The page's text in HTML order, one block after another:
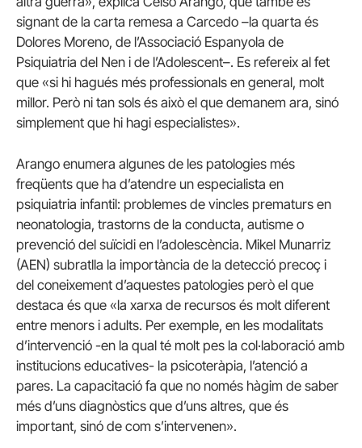
signant de la carta remesa a Carcedo –la quarta és
Dolores Moreno, de l’Associació Espanyola de
Psiquiatria del Nen i de l’Adolescent–. Es refereix al fet
que «si hi hagués més professionals en general, molt
millor. Però ni tan sols és això el que demanem ara, sinó
simplement que hi hagi especialistes».
Arango enumera algunes de les patologies més
freqüents que ha d’atendre un especialista en
psiquiatria infantil: problemes de vincles prematurs en
neonatologia, trastorns de la conducta, autisme o
prevenció del suïcidi en l’adolescència. Mikel Munarriz
(AEN) subratlla la importància de la detecció precoç i
del coneixement d’aquestes patologies però el que
destaca és que «la xarxa de recursos és molt diferent
entre menors i adults. Per exemple, en les modalitats
d’intervenció -en la qual té molt pes la col·laboració amb
institucions educatives- la psicoteràpia, l’atenció a
pares. La capacitació fa que no només hàgim de saber
més d’uns diagnòstics que d’uns altres, que és
important, sinó de com s’intervenen».